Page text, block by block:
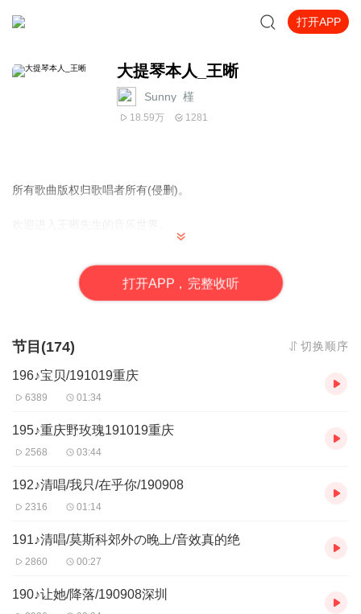
打开APP
大提琴本人_王晰
Sunny_槿
18.59万 1281
所有歌曲版权归歌唱者所有(侵删)。
私心是有一个地方可以听他唱过的歌。
打开APP，完整收听
节目(174) 切换顺序
196♪宝贝/191019重庆
6389 01:34
195♪重庆野玫瑰191019重庆
2568 03:44
192♪清唱/我只/在乎你/190908
2316 01:14
191♪清唱/莫斯科郊外の晚上/音效真的绝
2860 00:27
190♪让她/降落/190908深圳